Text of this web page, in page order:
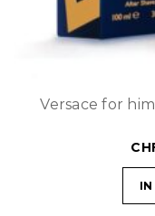
Versace for
IN